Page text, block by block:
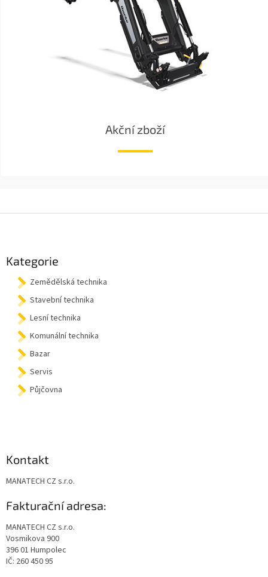
Akční zboží
Kategorie
Zemědělská technika
Stavební technika
Lesní technika
Komunální technika
Bazar
Servis
Půjčovna
Kontakt
MANATECH CZ s.r.o.
Fakturační adresa:
MANATECH CZ s.r.o.
Vosmikova 900
396 01 Humpolec
IČ: 260 450 95